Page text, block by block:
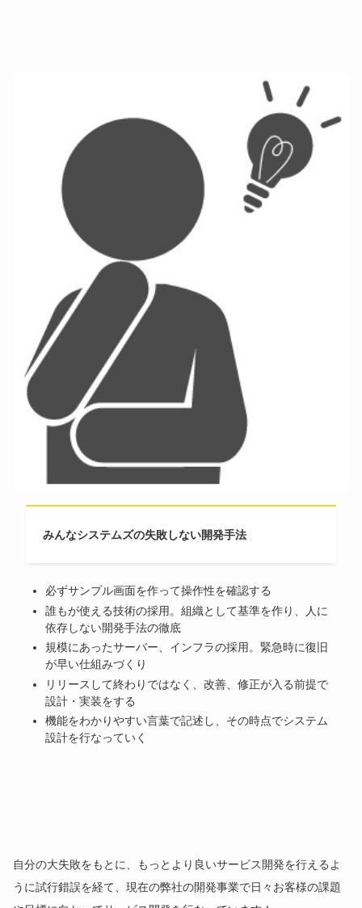
みんなシステムズの失敗しない開発手法
必ずサンプル画面を作って操作性を確認する
誰もが使える技術の採用。組織として基準を作り、人に
依存しない開発手法の徹底
規模にあったサーバー、インフラの採用。緊急時に復旧
が早い仕組みづくり
リリースして終わりではなく、改善、修正が入る前提で
設計・実装をする
機能をわかりやすい言葉で記述し、その時点でシステム
設計を行なっていく
自分の大失敗をもとに、もっとより良いサービス開発を行えるよ
うに試行錯誤を経て、現在の弊社の開発事業で日々お客様の課題